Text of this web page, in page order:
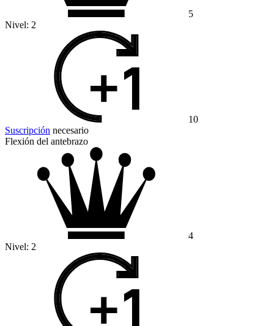
5
Nivel: 2
10
Suscripción necesario
Flexión del antebrazo
4
Nivel: 2